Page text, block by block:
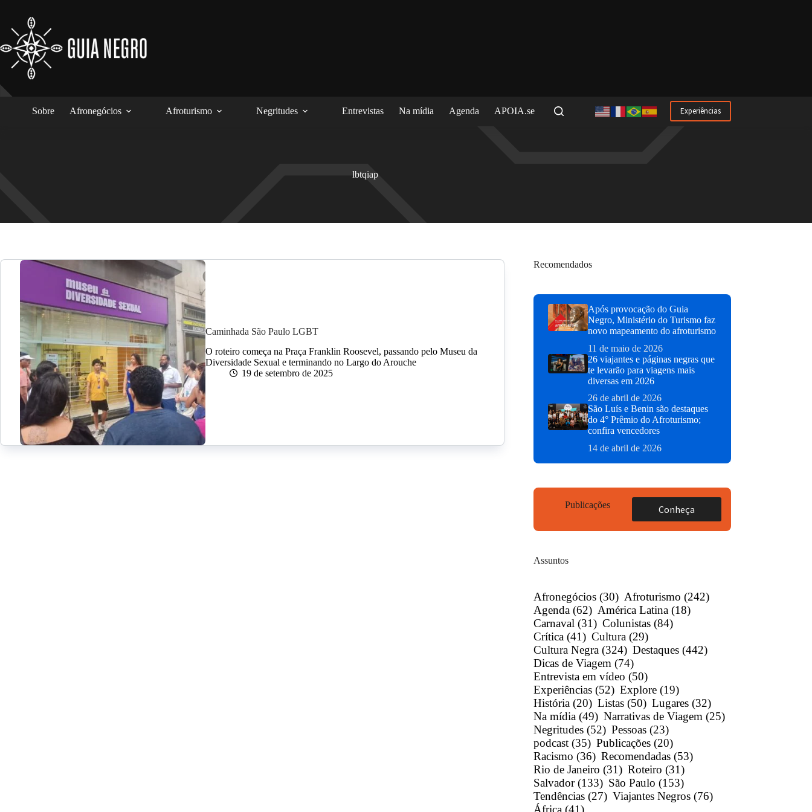
conteúdo
Sobre Afronegócios Afroturismo Negritudes Entrevistas Na mídia Agenda APOIA.se Experiências
lbtqiap
Caminhada São Paulo LGBT
O roteiro começa na Praça Franklin Roosevel, passando pelo Museu da
Diversidade Sexual e terminando no Largo do Arouche
19 de setembro de 2025
Recomendados
Após provocação do Guia
Negro, Ministério do Turismo faz
novo mapeamento do afroturismo
11 de maio de 2026
26 viajantes e páginas negras que
te levarão para viagens mais
diversas em 2026
26 de abril de 2026
São Luís e Benin são destaques
do 4° Prêmio do Afroturismo;
confira vencedores
14 de abril de 2026
Publicações Conheça
Assuntos
Afronegócios (30) Afroturismo (242)
Agenda (62) América Latina (18)
Carnaval (31) Colunistas (84)
Crítica (41) Cultura (29)
Cultura Negra (324) Destaques (442)
Dicas de Viagem (74)
Entrevista em vídeo (50)
Experiências (52) Explore (19)
História (20) Listas (50) Lugares (32)
Na mídia (49) Narrativas de Viagem (25)
Negritudes (52) Pessoas (23)
podcast (35) Publicações (20)
Racismo (36) Recomendadas (53)
Rio de Janeiro (31) Roteiro (31)
Salvador (133) São Paulo (153)
Tendências (27) Viajantes Negros (76)
África (41)